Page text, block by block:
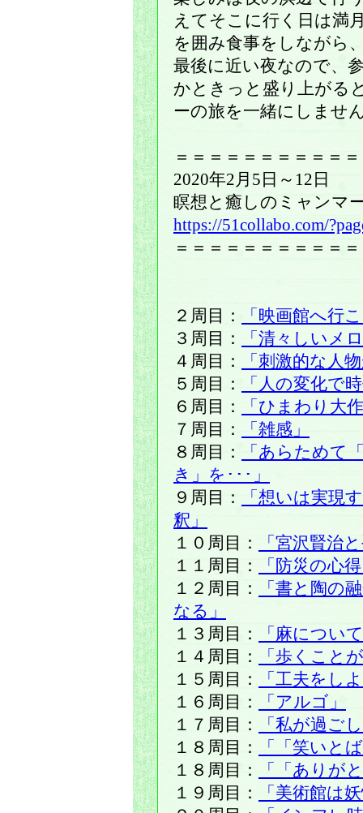
えてそこに行く日は満
を囲み食事をしながら
最後に近い夜なので、
かときっと盛り上がる
ーの旅を一緒にしませ
＝＝＝＝＝＝＝＝＝＝
2020年2月5日～12日
瞑想と癒しのミャンマ
https://51collabo.com/
＝＝＝＝＝＝＝＝＝＝
２周目：
「映画館へ行
３周目：
「清々しいメ
４周目：
「刺激的な人
５周目：
「人の変化で
６周目：
「ひまわり大
７周目：
「雑感」
８周目：
「あらためて
き」を･･･」
９周目：
「想いは実現
釈」
１０周目：
「宮沢賢治
１１周目：
「防災の心
１２周目：
「書と陶の
なる」
１３周目：
「麻につい
１４周目：
「歩くこと
１５周目：
「工夫をし
１６周目：
「アルゴ」
１７周目：
「私が過ご
１８周目：
「「笑いと
１８周目：
「「ありが
１９周目：
「美術館は